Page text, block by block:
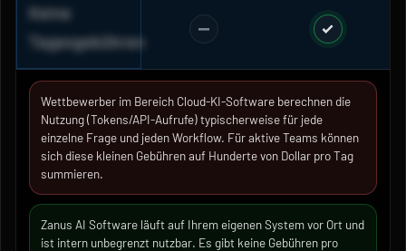
Keine
Tagesgebühren
Wettbewerber im Bereich Cloud-KI-Software berechnen die
Nutzung (Tokens/API-Aufrufe) typischerweise für jede
einzelne Frage und jeden Workflow. Für aktive Teams können
sich diese kleinen Gebühren auf Hunderte von Dollar pro Tag
summieren.
Zanus AI Software läuft auf Ihrem eigenen System vor Ort und
ist intern unbegrenzt nutzbar. Es gibt keine Gebühren pro